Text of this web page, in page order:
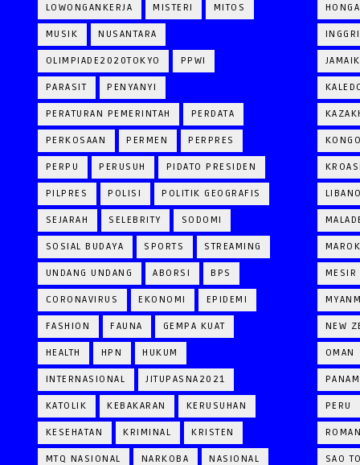
LOWONGANKERJA MISTERI MITOS
MUSIK NUSANTARA
OLIMPIADE2020TOKYO PPWI
PARASIT PENYANYI
PERATURAN PEMERINTAH PERDATA
PERKOSAAN PERMEN PERPRES
PERPU PERUSUH PIDATO PRESIDEN
PILPRES POLISI POLITIK GEOGRAFIS
SEJARAH SELEBRITY SODOMI
SOSIAL BUDAYA SPORTS STREAMING
UNDANG UNDANG ABORSI BPS
CORONAVIRUS EKONOMI EPIDEMI
FASHION FAUNA GEMPA KUAT
HEALTH HPN HUKUM
INTERNASIONAL JITUPASNA2021
KATOLIK KEBAKARAN KERUSUHAN
KESEHATAN KRIMINAL KRISTEN
MTQ NASIONAL NARKOBA NASIONAL
MESIR
NEW
OMAN
PERU
SAO